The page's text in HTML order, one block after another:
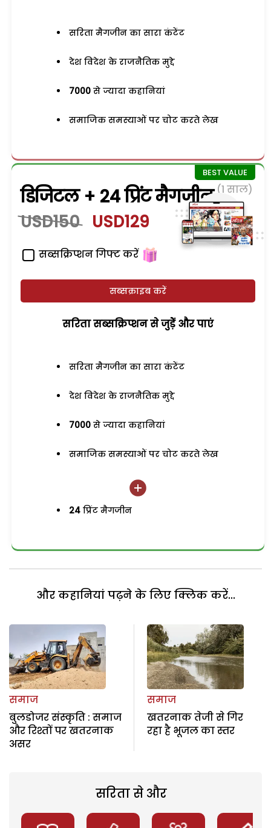
सरिता मैगजीन का सारा कंटेंट
देश विदेश के राजनैतिक मुद्दे
7000 से ज्यादा कहानियां
समाजिक समस्याओं पर चोट करते लेख
डिजिटल + 24 प्रिंट मैगजीन (1 साल)
USD150 USD129
सब्सक्रिप्शन गिफ्ट करें
सब्सक्राइब करें
सरिता सब्सक्रिप्शन से जुड़ेें और पाएं
सरिता मैगजीन का सारा कंटेंट
देश विदेश के राजनैतिक मुद्दे
7000 से ज्यादा कहानियां
समाजिक समस्याओं पर चोट करते लेख
24 प्रिंट मैगजीन
और कहानियां पढ़ने के लिए क्लिक करें...
समाज
बुलडोजर संस्कृति : समाज
और रिश्तों पर खतरनाक
असर
समाज
खतरनाक तेजी से गिर
रहा है भूजल का स्तर
सरिता से और